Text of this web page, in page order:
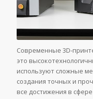
Современные 3D-
это
используют сложные
создания точных и
все достижения в